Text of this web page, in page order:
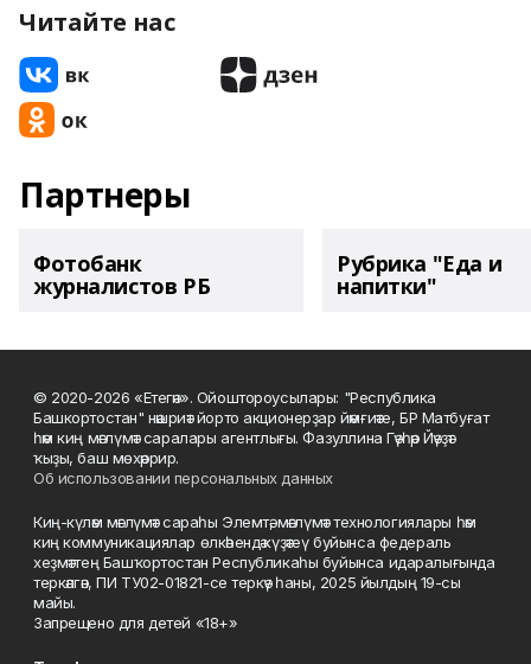
Читайте нас
Партнеры
Фотобанк
журналистов РБ
Рубрика "Еда и
напитки"
© 2020-2026 «Етегән». Ойоштороусылары: "Республика
Башкортостан" нәшриәт йорто акционерҙар йәмғиәте, БР Матбуғат
һәм киң мәғлүмәт саралары агентлығы. Фазуллина Гәүһәр Йәүҙәт
ҡыҙы, баш мөхәррир.
Об использовании персональных данных
Киң-күләм мәғлүмәт сараһы Элемтә, мәғлүмәт технологиялары һәм
киң коммуникациялар өлкәһендә күҙәтеү буйынса федераль
хеҙмәттең Башҡортостан Республикаһы буйынса идаралығында
теркәлгән, ПИ ТУ02-01821-се теркәү һаны, 2025 йылдың 19-сы
майы.
Запрещено для детей «18+»